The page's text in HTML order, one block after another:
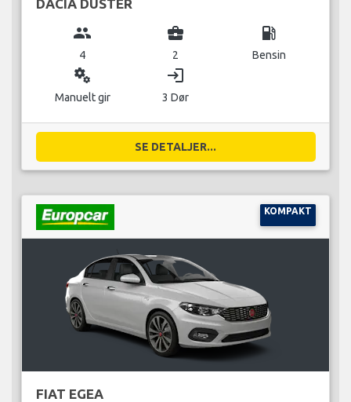
DACIA DUSTER
group
4
business_center
2
local_gas_station
Bensin
miscellaneous_services
Manuelt gir
login
3 Dør
SE DETALJER...
KOMPAKT
FIAT EGEA